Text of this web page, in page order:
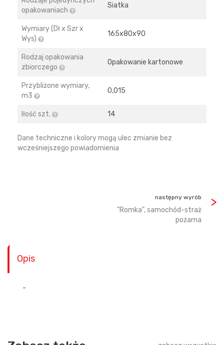
opakowaniach
Siatka
Wymiary (Dł x Szr x
Wys)
165х80х90
Rodzaj opakowania
zbiorczego
Opakowanie kartonowe
Przybliżone wymiary,
m3
0,015
Iłość szt. 14
Dane techniczne i kolory mogą ulec zmianie bez
wcześniejszego powiadomienia
następny wyrób
"Romka", samochód-straż
pożarna
Opis
-